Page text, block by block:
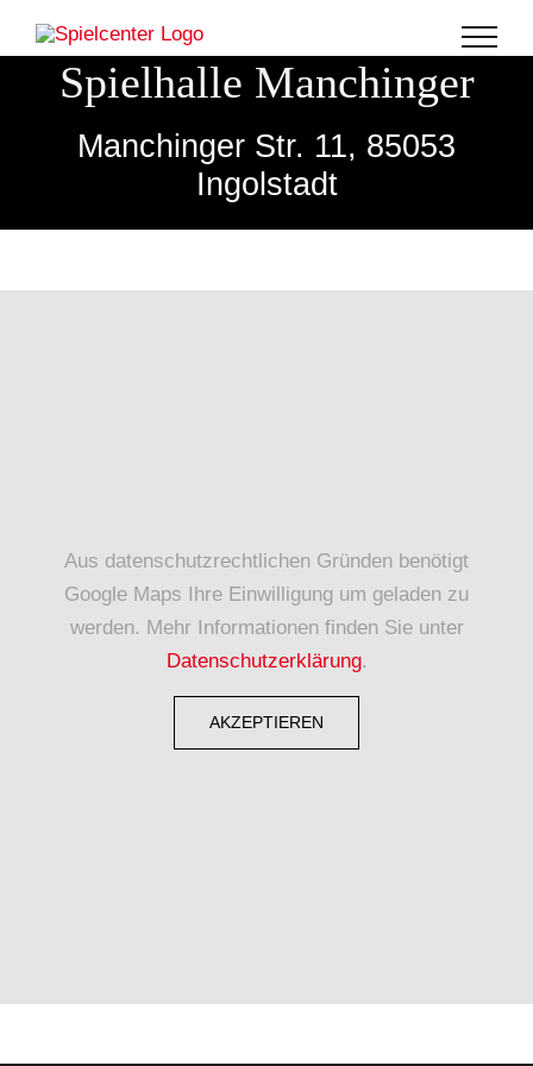
Inhalt
springenSpielhalle Manchinger
Manchinger Str. 11, 85053
Ingolstadt
Aus datenschutzrechtlichen Gründen benötigt
Google Maps Ihre Einwilligung um geladen zu
werden. Mehr Informationen finden Sie unter
Datenschutzerklärung.
AKZEPTIEREN